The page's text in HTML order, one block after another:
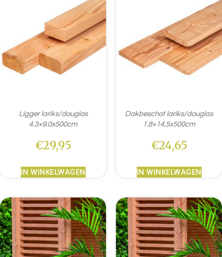
Ligger lariks/douglas
4.3×9.0x500cm
€29,95
IN WINKELWAGEN
Dakbeschot lariks/douglas
1.8×14.5x500cm
€24,65
IN WINKELWAGEN